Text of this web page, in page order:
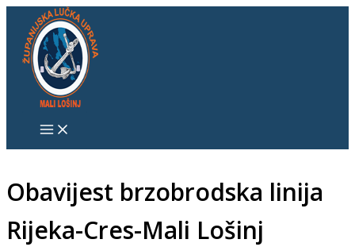
Skip
content
Obavijest brzobrodska linija
Rijeka-Cres-Mali Lošinj
S
e
a
r
c
h
f
r
: